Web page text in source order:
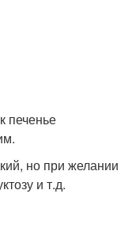
печенье
но при желании
и т.д.